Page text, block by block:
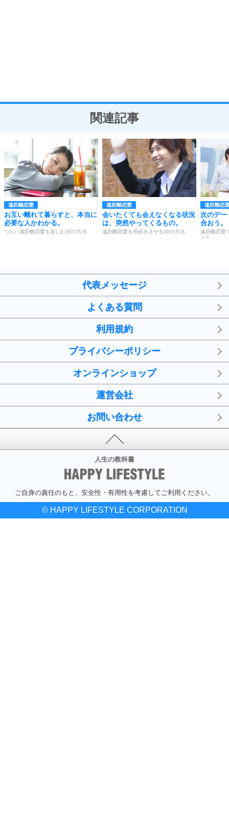
ことが大切。
関連記事
遠距離恋愛
お互い離れて暮らすと、本当に
必要な人かわかる。
つらい遠距離恋愛を楽しむ30の方法
遠距離恋愛
会いたくても会えなくなる状況
は、突然やってくるもの。
遠距離恋愛を長続きさせる30の方法
遠距離恋
次のデー
合おう。
遠距離恋愛
ント
代表メッセージ
よくある質問
利用規約
プライバシーポリシー
オンラインショップ
運営会社
お問い合わせ
人生の教科書
ご自身の責任のもと、安全性・有用性を考慮してご利用ください。
© HAPPY LIFESTYLE CORPORATION